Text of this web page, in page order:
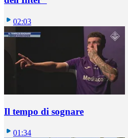
02:03
Il tempo di sognare
01:34